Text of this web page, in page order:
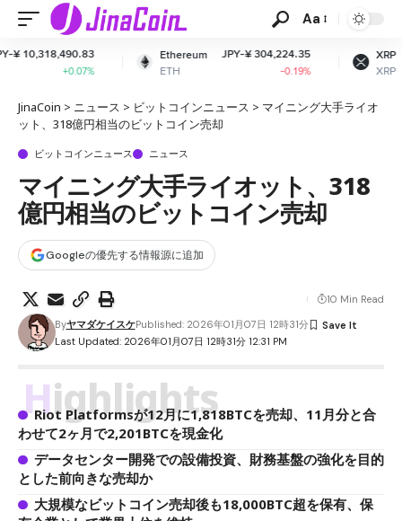
Aa
Ethereum
ETH
JPY-¥ 304,224.35
XRP
XRP
JPY-¥ 163.71
-0.44%
JinaCoin > ニュース > ビットコインニュース > マイニング大手ライオ
ット、318億円相当のビットコイン売却
ビットコインニュース ニュース
マイニング大手ライオット、318
億円相当のビットコイン売却
Googleの優先する情報源に追加
Last Updated: 2026年01月07日 12時31分 12:31 PM
ByヤマダケイスケPublished: 2026年01月07日 12時31分
10 Min Read
Highlights
Riot Platformsが12月に1,818BTCを売却、11月分と合
わせて2ヶ月で2,201BTCを現金化
データセンター開発での設備投資、財務基盤の強化を目的
とした前向きな売却か
大規模なビットコイン売却後も18,000BTC超を保有、保